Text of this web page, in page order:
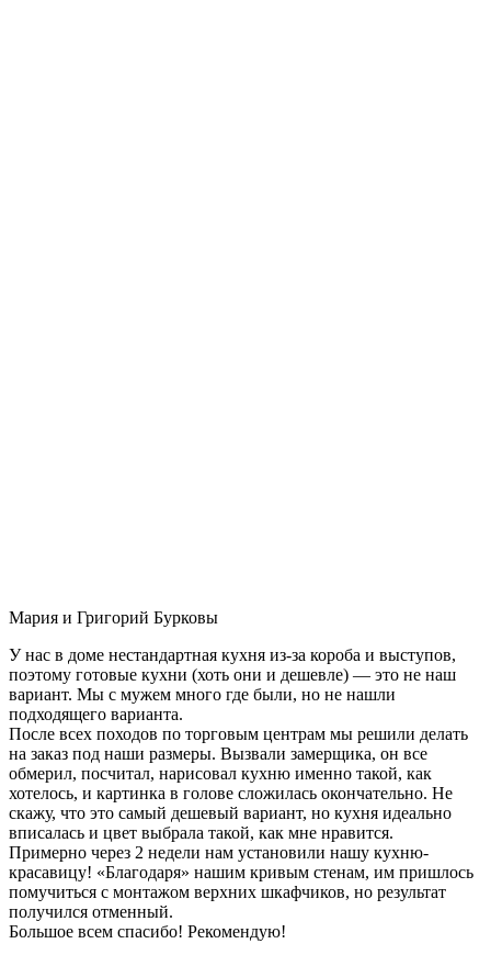
Мария и Григорий Бурковы
У нас в доме нестандартная кухня из-за короба и выступов,
поэтому готовые кухни (хоть они и дешевле) — это не наш
вариант. Мы с мужем много где были, но не нашли
подходящего варианта.
После всех походов по торговым центрам мы решили делать
на заказ под наши размеры. Вызвали замерщика, он все
обмерил, посчитал, нарисовал кухню именно такой, как
хотелось, и картинка в голове сложилась окончательно. Не
скажу, что это самый дешевый вариант, но кухня идеально
вписалась и цвет выбрала такой, как мне нравится.
Примерно через 2 недели нам установили нашу кухню-
красавицу! «Благодаря» нашим кривым стенам, им пришлось
помучиться с монтажом верхних шкафчиков, но результат
получился отменный.
Большое всем спасибо! Рекомендую!